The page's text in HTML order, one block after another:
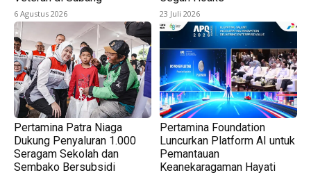
6 Agustus 2026 23 Juli 2026
Pertamina Patra Niaga
Dukung Penyaluran 1.000
Seragam Sekolah dan
Sembako Bersubsidi
Pertamina Foundation
Luncurkan Platform AI untuk
Pemantauan
Keanekaragaman Hayati